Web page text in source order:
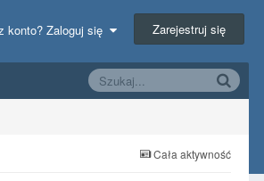
konto? Zaloguj się Zarejestruj się
Cała aktywność